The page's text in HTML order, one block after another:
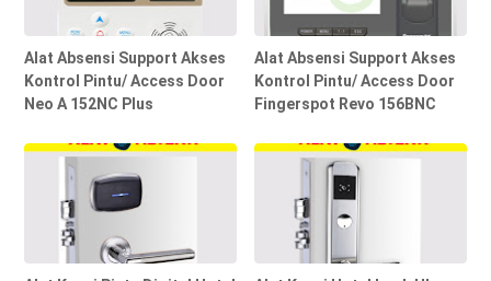
Alat Absensi Support Akses
Kontrol Pintu/ Access Door
Neo A 152NC Plus
Alat Absensi Support Akses
Kontrol Pintu/ Access Door
Fingerspot Revo 156BNC